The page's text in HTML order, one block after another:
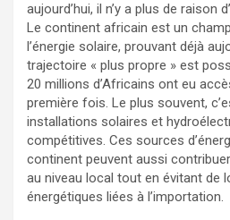
aujourd’hui, il n’y a plus de raison
Le continent africain est un
l’énergie solaire, prouvant déjà
trajectoire « plus propre » est
20 millions d’Africains ont eu
première fois. Le plus souvent,
installations solaires et
compétitives. Ces sources
continent peuvent aussi
au niveau local tout en évitant de
énergétiques liées à l’importation.